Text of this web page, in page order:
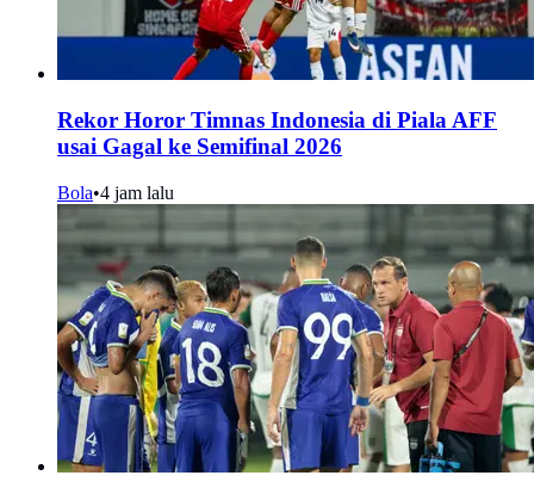
Rekor Horor Timnas Indonesia di Piala AFF
usai Gagal ke Semifinal 2026
Bola•4 jam lalu